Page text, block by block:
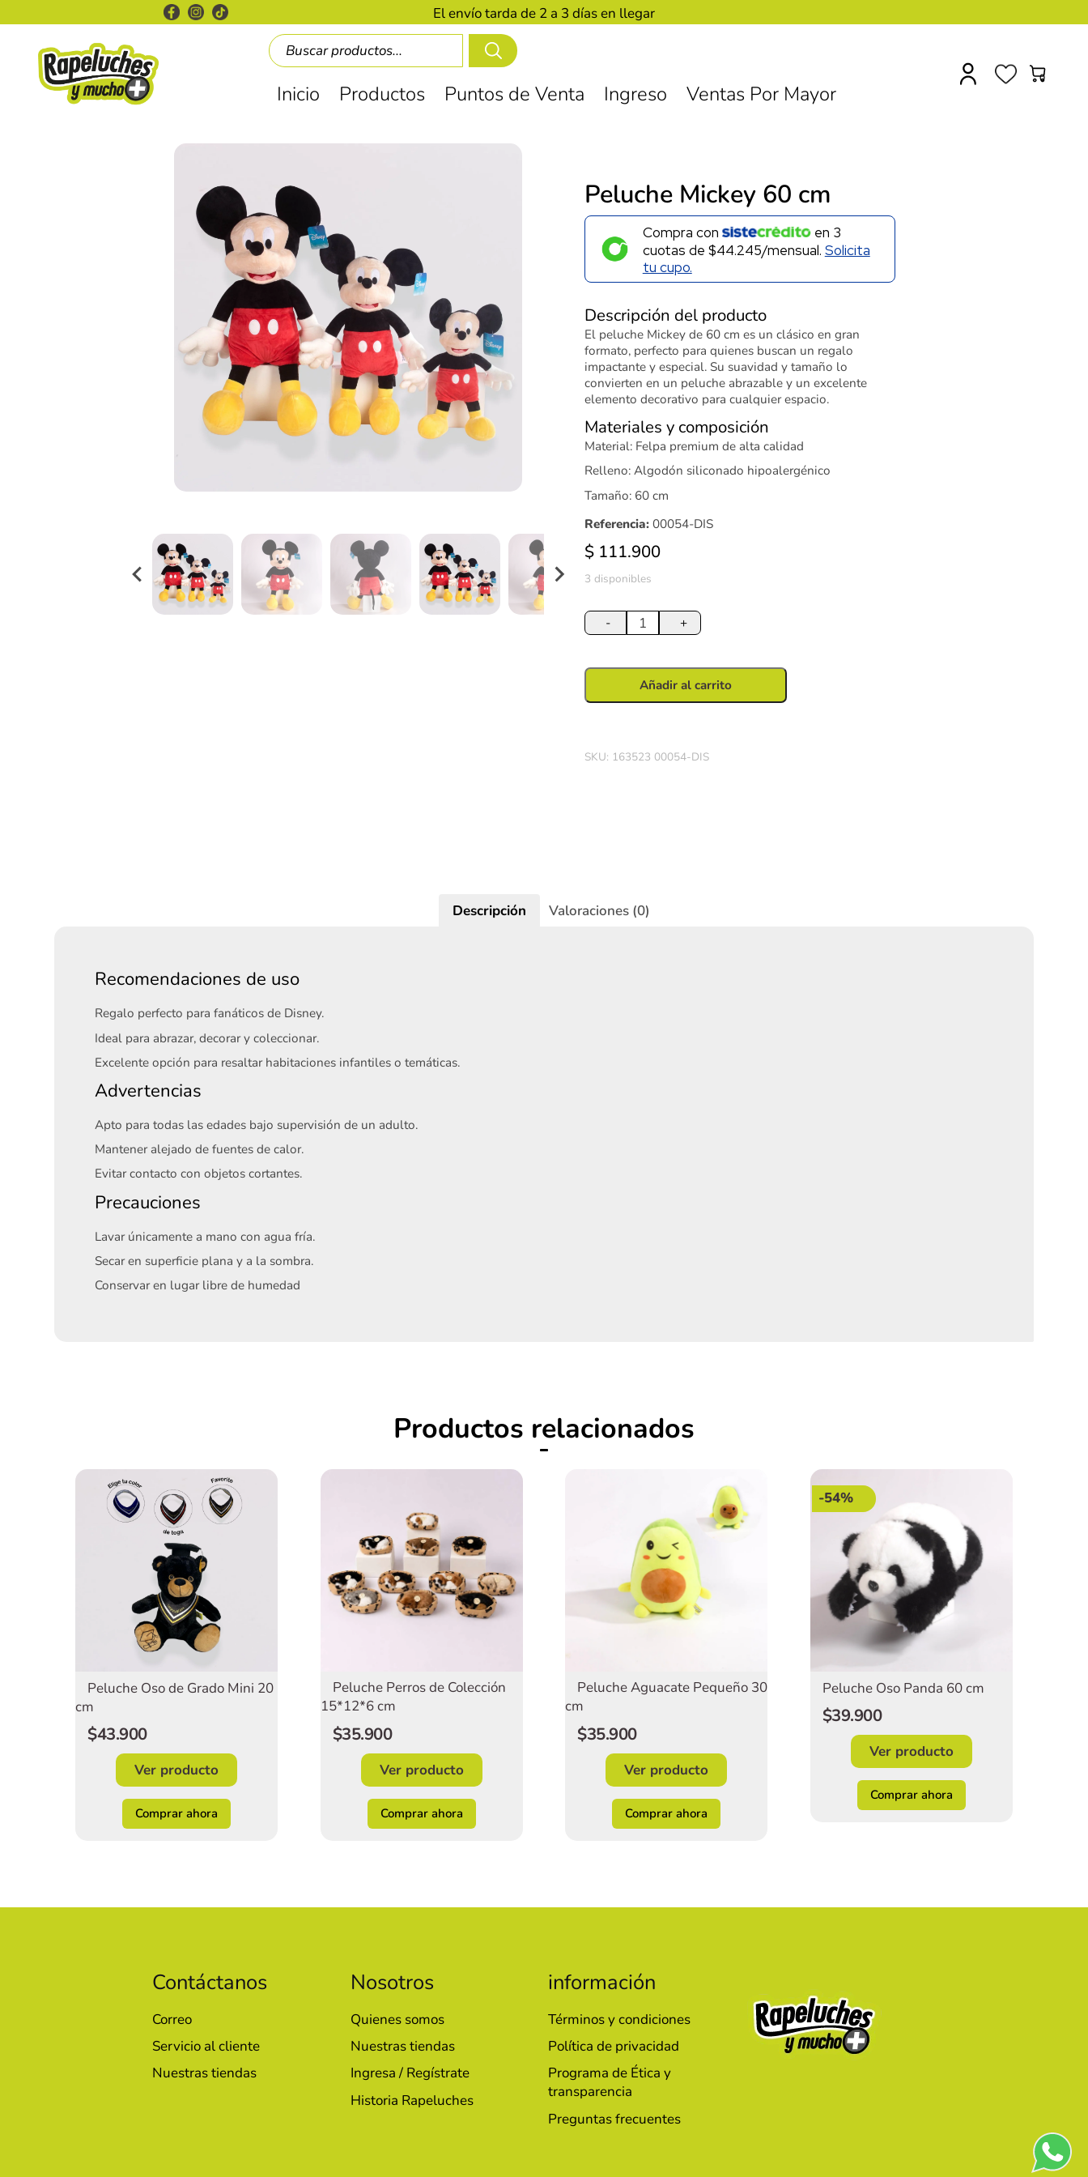
El envío tarda de 2 a 3 días en llegar
Inicio Productos Puntos de Venta Ingreso Ventas Por Mayor
0
Peluche Mickey 60 cm
Compra con en 3
cuotas de $44.245/mensual. Solicita
tu cupo.
Descripción del producto
El peluche Mickey de 60 cm es un clásico en gran
formato, perfecto para quienes buscan un regalo
impactante y especial. Su suavidad y tamaño lo
convierten en un peluche abrazable y un excelente
elemento decorativo para cualquier espacio.
Materiales y composición
Material: Felpa premium de alta calidad
Relleno: Algodón siliconado hipoalergénico
Tamaño: 60 cm
Referencia: 00054-DIS
$ 111.900
3 disponibles
-
Mickey
60
cantidad
+
Añadir al carrito
SKU: 163523 00054-DIS
Descripción Valoraciones (0)
Recomendaciones de uso
Regalo perfecto para fanáticos de Disney.
Ideal para abrazar, decorar y coleccionar.
Excelente opción para resaltar habitaciones infantiles o temáticas.
Advertencias
Apto para todas las edades bajo supervisión de un adulto.
Mantener alejado de fuentes de calor.
Evitar contacto con objetos cortantes.
Precauciones
Lavar únicamente a mano con agua fría.
Secar en superficie plana y a la sombra.
Conservar en lugar libre de humedad
Productos relacionados
Peluche Oso de Grado Mini 20
cm
$43.900
Ver producto
Comprar ahora
Peluche Perros de Colección
15*12*6 cm
$35.900
Ver producto
Comprar ahora
Peluche Aguacate Pequeño 30
cm
$35.900
Ver producto
Comprar ahora
-54%
Peluche Oso Panda 60 cm
$39.900
Ver producto
Comprar ahora
Contáctanos
Correo
Servicio al cliente
Nuestras tiendas
Nosotros
Quienes somos
Nuestras tiendas
Ingresa / Regístrate
Historia Rapeluches
información
Términos y condiciones
Política de privacidad
Programa de Ética y
transparencia
Preguntas frecuentes
Iniciar sesión